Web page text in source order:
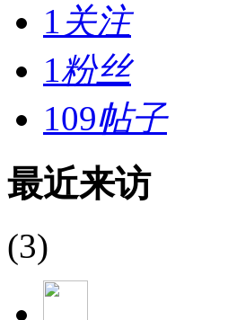
1 关注
1粉丝
109帖子
最近来访
(3)